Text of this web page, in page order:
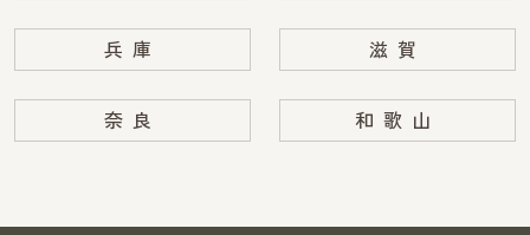
兵庫 滋賀
奈良 和歌山